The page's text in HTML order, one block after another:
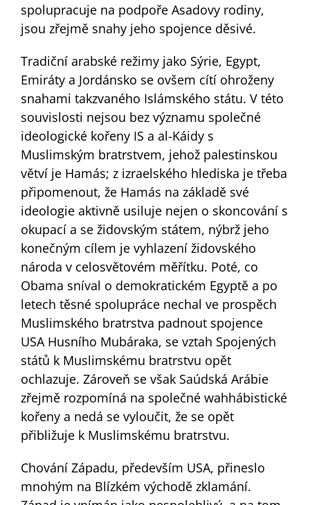
spolupracuje na podpoře Asadovy rodiny,
jsou zřejmě snahy jeho spojence děsivé.
Tradiční arabské režimy jako Sýrie, Egypt,
Emiráty a Jordánsko se ovšem cítí ohroženy
snahami takzvaného Islámského státu. V této
souvislosti nejsou bez významu společné
ideologické kořeny IS a al-Káidy s
Muslimským bratrstvem, jehož palestinskou
větví je Hamás; z izraelského hlediska je třeba
připomenout, že Hamás na základě své
ideologie aktivně usiluje nejen o skoncování s
okupací a se židovským státem, nýbrž jeho
konečným cílem je vyhlazení židovského
národa v celosvětovém měřítku. Poté, co
Obama sníval o demokratickém Egyptě a po
letech těsné spolupráce nechal ve prospěch
Muslimského bratrstva padnout spojence
USA Husního Mubáraka, se vztah Spojených
států k Muslimskému bratrstvu opět
ochlazuje. Zároveň se však Saúdská Arábie
zřejmě rozpomíná na společné wahhábistické
kořeny a nedá se vyloučit, že se opět
přibližuje k Muslimskému bratrstvu.
Chování Západu, především USA, přineslo
mnohým na Blízkém východě zklamání.